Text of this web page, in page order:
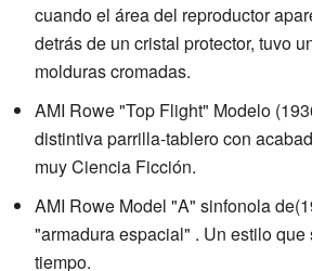
cuando el área del reproductor
detrás de un cristal protector, tuvo
molduras cromadas.
AMI Rowe "Top Flight" Modelo
distintiva parrilla-tablero con
muy Ciencia Ficción.
AMI Rowe Model "A" sinfonola
"armadura espacial" . Un estilo que
tiempo.